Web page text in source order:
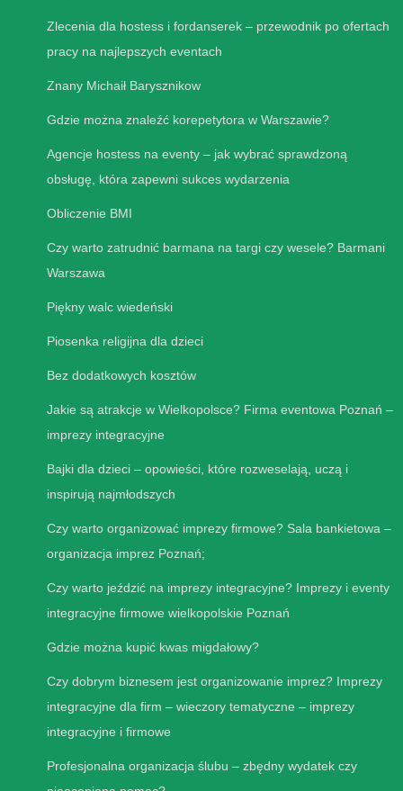
Zlecenia dla hostess i fordanserek – przewodnik po ofertach
pracy na najlepszych eventach
Znany Michaił Barysznikow
Gdzie można znaleźć korepetytora w Warszawie?
Agencje hostess na eventy – jak wybrać sprawdzoną
obsługę, która zapewni sukces wydarzenia
Obliczenie BMI
Czy warto zatrudnić barmana na targi czy wesele? Barmani
Warszawa
Piękny walc wiedeński
Piosenka religijna dla dzieci
Bez dodatkowych kosztów
Jakie są atrakcje w Wielkopolsce? Firma eventowa Poznań –
imprezy integracyjne
Bajki dla dzieci – opowieści, które rozweselają, uczą i
inspirują najmłodszych
Czy warto organizować imprezy firmowe? Sala bankietowa –
organizacja imprez Poznań;
Czy warto jeździć na imprezy integracyjne? Imprezy i eventy
integracyjne firmowe wielkopolskie Poznań
Gdzie można kupić kwas migdałowy?
Czy dobrym biznesem jest organizowanie imprez? Imprezy
integracyjne dla firm – wieczory tematyczne – imprezy
integracyjne i firmowe
Profesjonalna organizacja ślubu – zbędny wydatek czy